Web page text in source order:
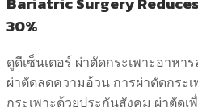
30%
ดูดีเซ็นเตอร์ ผ่าตัดกระเพาะอาห
ผ่าตัดลดความอ้วน การผ่าตัดกระ
กระเพาะด้วยประกันสังคม ผ่าตัด